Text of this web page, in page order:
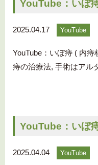
YouTube：いぼ
2025.04.17 YouTube
YouTube：いぼ痔 ( 内
痔の治療法, 手術はアル
YouTube：いぼ
2025.04.04 YouTube